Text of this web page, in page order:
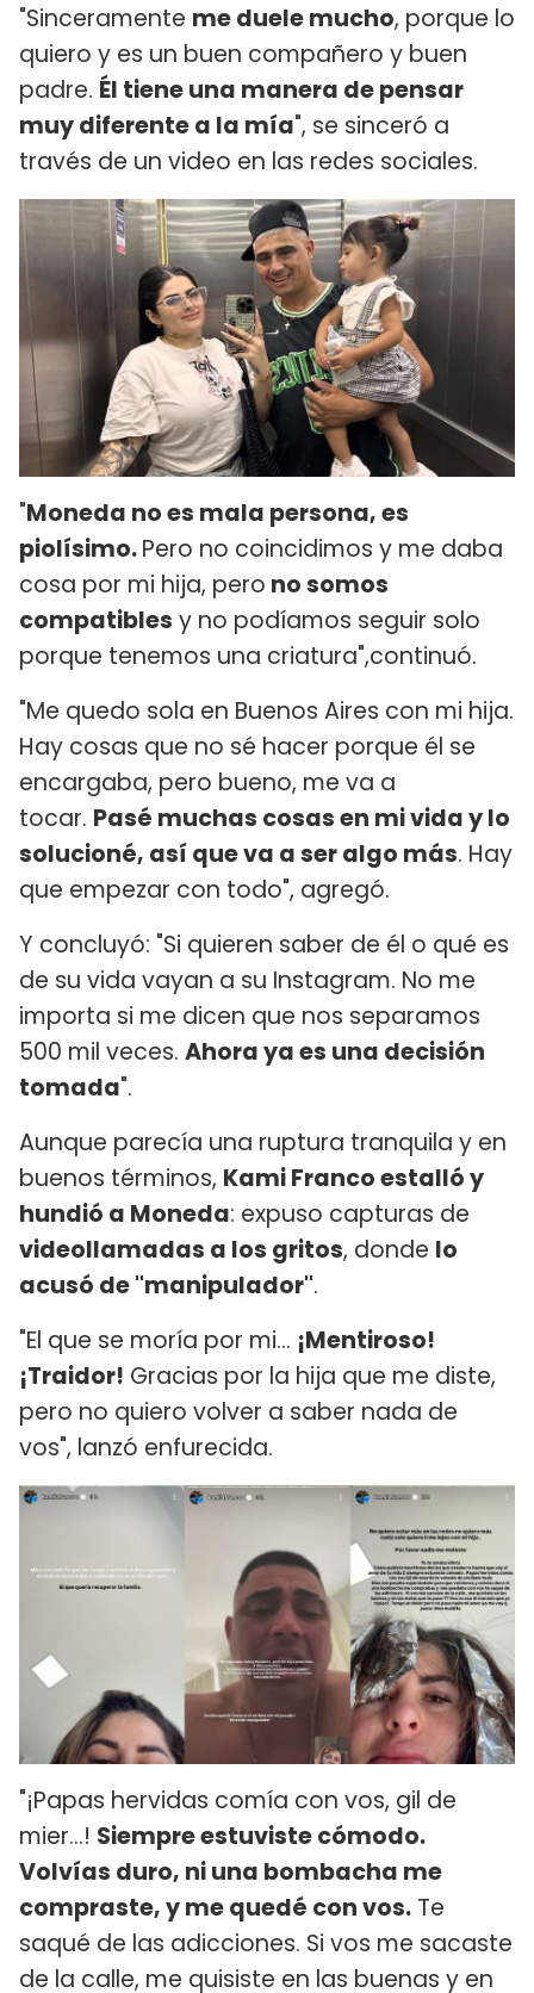
"Sinceramente me duele mucho, porque lo
quiero y es un buen compañero y buen
padre. Él tiene una manera de pensar
muy diferente a la mía", se sinceró a
través de un video en las redes sociales.
"Moneda no es mala persona, es
piolísimo.Pero no coincidimos y me daba
cosa por mi hija, pero no somos
compatibles y no podíamos seguir solo
porque tenemos una criatura",continuó.
"Me quedo sola en Buenos Aires con mi hija.
Hay cosas que no sé hacer porque él se
encargaba, pero bueno, me va a
tocar. Pasé muchas cosas en mi vida y lo
solucioné, así que va a ser algo más. Hay
que empezar con todo", agregó.
Y concluyó: "Si quieren saber de él o qué es
de su vida vayan a su Instagram. No me
importa si me dicen que nos separamos
500 mil veces. Ahora ya es una decisión
tomada".
Aunque parecía una ruptura tranquila y en
buenos términos, Kami Franco estalló y
hundió a Moneda: expuso capturas de
videollamadas a los gritos, donde lo
acusó de "manipulador".
"El que se moría por mi... ¡Mentiroso!
¡Traidor! Gracias por la hija que me diste,
pero no quiero volver a saber nada de
vos", lanzó enfurecida.
"¡Papas hervidas comía con vos, gil de
mier...! Siempre estuviste cómodo.
Volvías duro, ni una bombacha me
compraste, y me quedé con vos. Te
saqué de las adicciones. Si vos me sacaste
de la calle, me quisiste en las buenas y en